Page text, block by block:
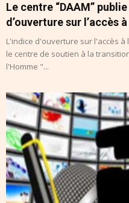
Le centre “DAAM”
d’ouverture sur l’accès
L'indice d'ouverture sur l'accès
le centre de soutien à la
l'Homme "...